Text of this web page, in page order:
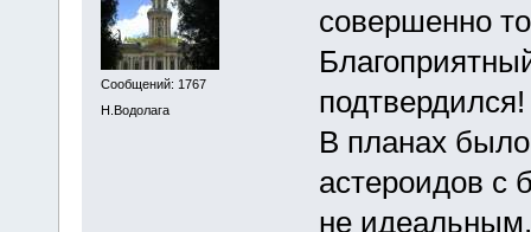
Сообщений: 1767
Н.Водолага
совершенно
В планах
астероидов с
не